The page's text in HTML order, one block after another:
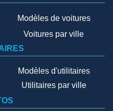
Modèles de voitures
Voitures par ville
Modèles d'utilitaires
Utilitaires par ville